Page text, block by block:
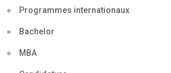
Programmes internationaux
Bachelor
MBA